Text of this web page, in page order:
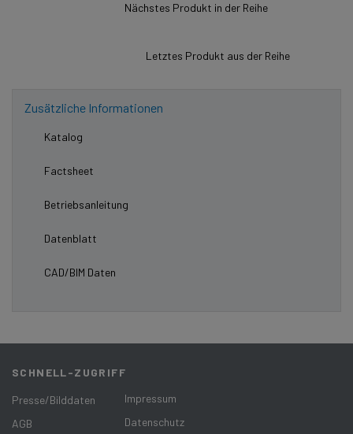
Nächstes Produkt in der Reihe
Letztes Produkt aus der Reihe
Zusätzliche Informationen
Katalog
Factsheet
Betriebsanleitung
Datenblatt
CAD/BIM Daten
SCHNELL-ZUGRIFF
Presse/Bilddaten
AGB
Impressum
Datenschutz